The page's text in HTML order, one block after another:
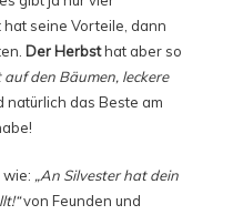
hat seine Vorteile, dann
Der Herbsthat aber so
den Bäumen, leckere
natürlich das Beste am
wie: „An Silvester hat dein
von Feunden und